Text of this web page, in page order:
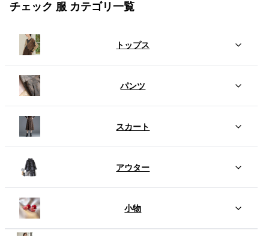
チェック 服 カテゴリ一覧
トップス
パンツ
スカート
アウター
小物